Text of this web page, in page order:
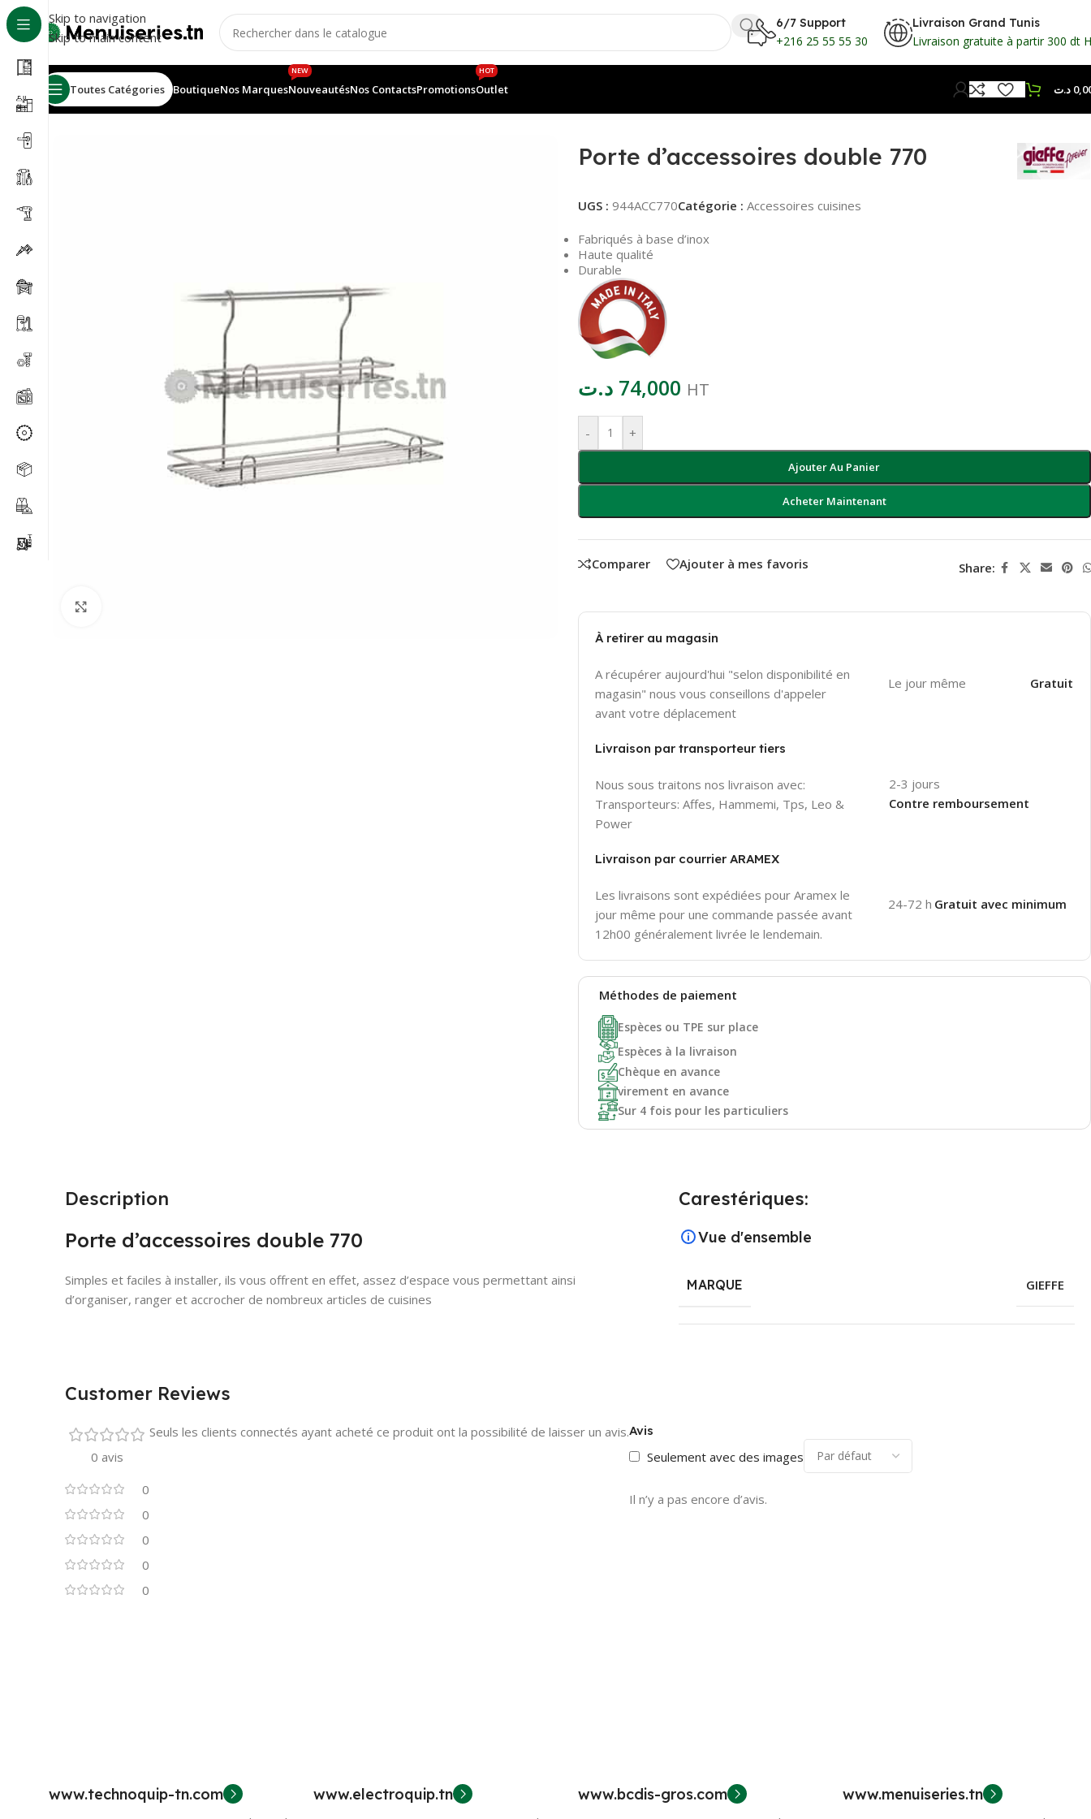
Skip to navigation
Skip to main content
6/7 Support
+216 25 55 55 30
Livraison Grand Tunis
Livraison gratuite à partir 300 dt
Toutes Catégories BoutiqueNos MarquesNouveautés
NEW
Nos ContactsPromotionsOutlet
HOT
د.ت
Accueil/Accessoires cuisines
Porte d’accessoires double 770
UGS : 944ACC770Catégorie : Accessoires cuisines
Fabriqués à base d’inox
Haute qualité
Durable
74,000 د.ت HT
- +
Ajouter Au Panier
Acheter Maintenant
Comparer Ajouter à mes favoris Share:
À retirer au magasin
A récupérer aujourd'hui "selon disponibilité en
magasin" nous vous conseillons d'appeler
avant votre déplacement
Le jour même Gratuit
Livraison par transporteur tiers
Nous sous traitons nos livraison avec:
Transporteurs: Affes, Hammemi, Tps, Leo &
Power
2-3 jours
Contre remboursement
Livraison par courrier ARAMEX
Les livraisons sont expédiées pour Aramex le
jour même pour une commande passée avant
12h00 généralement livrée le lendemain.
24-72 h Gratuit avec minimum
Méthodes de paiement
Espèces ou TPE sur place
Espèces à la livraison
Chèque en avance
virement en avance
Sur 4 fois pour les particuliers
Description
Porte d’accessoires double 770
Simples et faciles à installer, ils vous offrent en effet, assez d’espace vous permettant ainsi
d’organiser, ranger et accrocher de nombreux articles de cuisines
Carestériques:
Vue d'ensemble
MARQUE GIEFFE
Customer Reviews
0 avis
0
0
0
0
0
Avis
Seulement avec des images
Il n’y a pas encore d’avis.
Seuls les clients connectés ayant acheté ce produit ont la possibilité de laisser un avis.
www.technoquip-tn.com www.electroquip.tn www.bcdis-gros.com www.menuiseries.tn